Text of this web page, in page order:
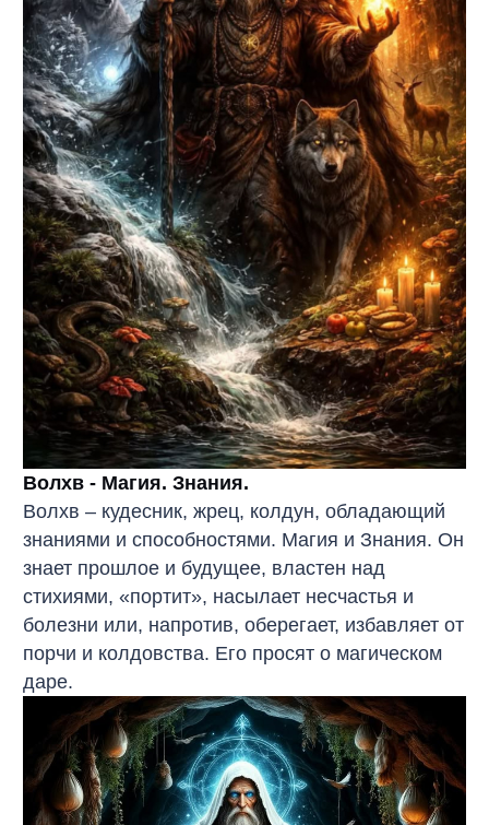
Волхв - Магия. Знания.
Волхв – кудесник, жрец, колдун, обладающий
знаниями и способностями. Магия и Знания. Он
знает прошлое и будущее, властен над
стихиями, «портит», насылает несчастья и
болезни или, напротив, оберегает, избавляет от
порчи и колдовства. Его просят о магическом
даре.